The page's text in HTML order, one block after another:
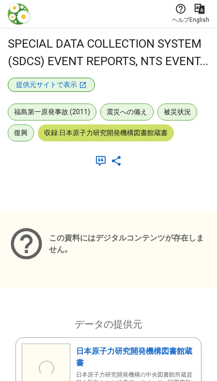
本文に飛ぶ
ヘルプEnglish
SPECIAL DATA COLLECTION SYSTEM
(SDCS) EVENT REPORTS, NTS EVENT...
提供元サイトで表示
福島第一原発事故 (2011) 震災への備え 被災状況
復興 収録:日本原子力研究開発機構図書館蔵書
この資料にはデジタルコンテンツが存在しま
せん。
データの提供元
日本原子力研究開発機構図書館蔵
書
日本原子力研究開発機構の中央図書館所蔵資